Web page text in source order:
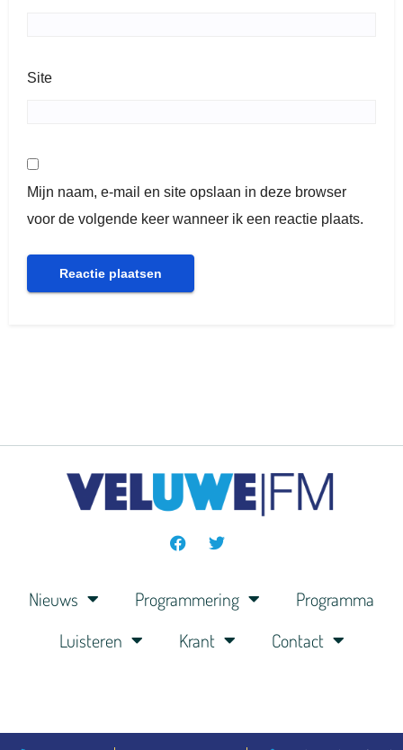
Site
Mijn naam, e-mail en site opslaan in deze browser
voor de volgende keer wanneer ik een reactie plaats.
Nieuws Programmering
Programma
Luisteren
Krant Contact